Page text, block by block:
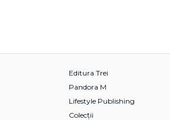
Editura Trei
Pandora M
Lifestyle Publishing
Colecții